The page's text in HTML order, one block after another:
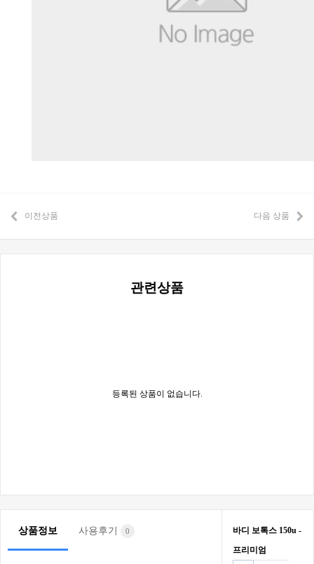
이전상품 다음 상품
관련상품
등록된 상품이 없습니다.
상품정보 사용후기 0
바디 보톡스 150u -
프리미엄